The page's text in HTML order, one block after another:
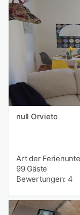
null Orvieto
Art der
99 Gäste
Bewertungen: 4